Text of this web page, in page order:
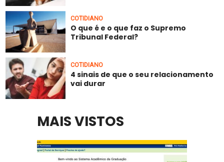
COTIDIANO
O que é e o que faz o Supremo
Tribunal Federal?
COTIDIANO
4 sinais de que o seu relacionamento
vai durar
MAIS VISTOS